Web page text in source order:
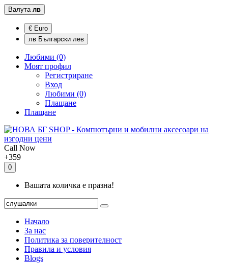
Валута лв
€ Euro
лв Български лев
Любими (0)
Моят профил
Регистриране
Вход
Любими (0)
Плащане
Плащане
Call Now
+359
0
Вашата количка е празна!
Начало
За нас
Политика за поверителност
Правила и условия
Blogs